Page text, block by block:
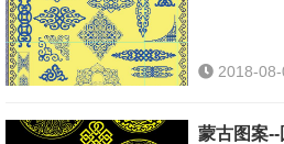
2018-08-
蒙古图案